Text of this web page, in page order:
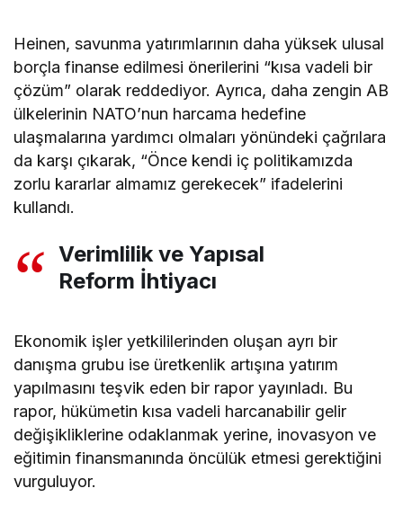
Heinen, savunma yatırımlarının daha yüksek ulusal
borçla finanse edilmesi önerilerini “kısa vadeli bir
çözüm” olarak reddediyor. Ayrıca, daha zengin AB
ülkelerinin NATO’nun harcama hedefine
ulaşmalarına yardımcı olmaları yönündeki çağrılara
da karşı çıkarak, “Önce kendi iç politikamızda
zorlu kararlar almamız gerekecek” ifadelerini
kullandı.
Verimlilik ve Yapısal
Reform İhtiyacı
Ekonomik işler yetkililerinden oluşan ayrı bir
danışma grubu ise üretkenlik artışına yatırım
yapılmasını teşvik eden bir rapor yayınladı. Bu
rapor, hükümetin kısa vadeli harcanabilir gelir
değişikliklerine odaklanmak yerine, inovasyon ve
eğitimin finansmanında öncülük etmesi gerektiğini
vurguluyor.